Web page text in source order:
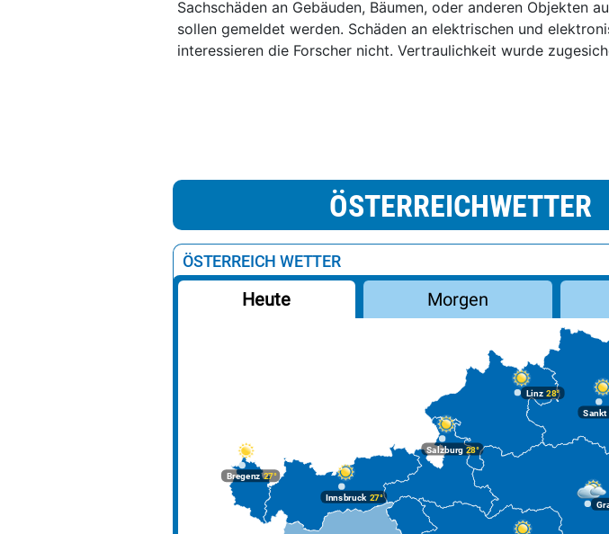
Sachschäden an Gebäuden, Bäumen, oder anderen Objekten
sollen gemeldet werden. Schäden an elektrischen und
interessieren die Forscher nicht. Vertraulichkeit wurde
ÖSTERREICHWETTER
ÖSTERREICH WETTER
Heute Morgen
Bregenz27°
Innsbruck27°
Linz 28°
Salzburg28°
Sankt